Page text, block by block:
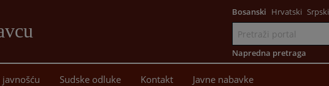
sadržaj
Bosanski Hrvatski Srpski
Napredna pretraga
Sudske odluke Kontakt Javne nabavke